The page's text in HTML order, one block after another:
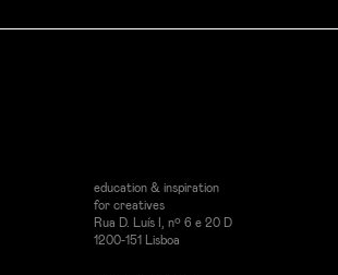
education & inspiration
for creatives
Rua D. Luís I, nº 6 e 20 D
1200-151 Lisboa